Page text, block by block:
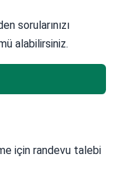
sorularınızı
alabilirsiniz.
için randevu talebi